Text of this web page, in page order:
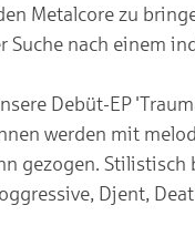
Metalcore zu
Suche nach einem
Debüt-EP
werden mit
gezogen.
Djent,